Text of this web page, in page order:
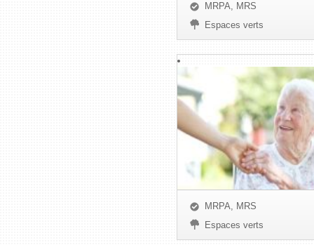
MRPA, MRS
Espaces verts
MRPA, MRS
Espaces verts